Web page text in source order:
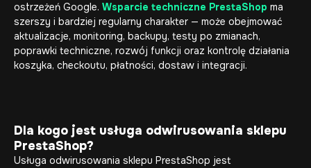
ostrzeżeń Google. Wsparcie techniczne PrestaShop ma
szerszy i bardziej regularny charakter — może obejmować
aktualizacje, monitoring, backupy, testy po zmianach,
poprawki techniczne, rozwój funkcji oraz kontrolę działania
koszyka, checkoutu, płatności, dostaw i integracji.
Dla kogo jest usługa odwirusowania sklepu
PrestaShop?
Usługa odwirusowania sklepu PrestaShop jest